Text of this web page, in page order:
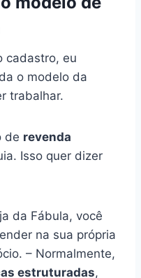
cadastro, eu
o modelo da
trabalhar.
de revenda
Isso quer dizer
da Fábula, você
na sua própria
– Normalmente,
estruturadas,